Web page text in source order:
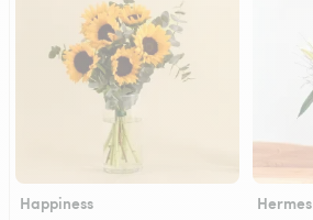
Happiness Hermes